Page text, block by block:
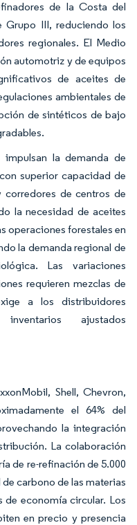
de la Costa del
Grupo III, reduciendo los
regionales. El Medio
automotriz y de equipos
de aceites de
ambientales de
de sintéticos de bajo
la demanda de
superior capacidad de
de centros de
la necesidad de aceites
operaciones forestales en
la demanda regional de
Las variaciones
requieren mezclas de
a los distribuidores
ajustados
Shell, Chevron,
el 64% del
la integración
La colaboración
de re-refinación de 5.000
carbono de las materias
de economía circular. Los
en precio y presencia